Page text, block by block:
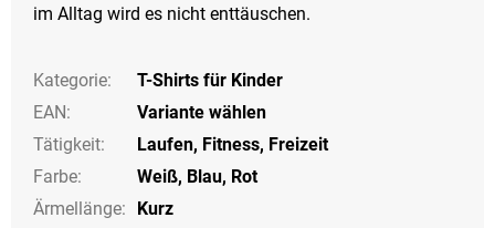
im Alltag wird es nicht enttäuschen.
Kategorie:
T-Shirts für Kinder
EAN:
Variante wählen
Tätigkeit: Laufen, Fitness, Freizeit
Farbe: Weiß, Blau, Rot
Ärmellänge:
Kurz